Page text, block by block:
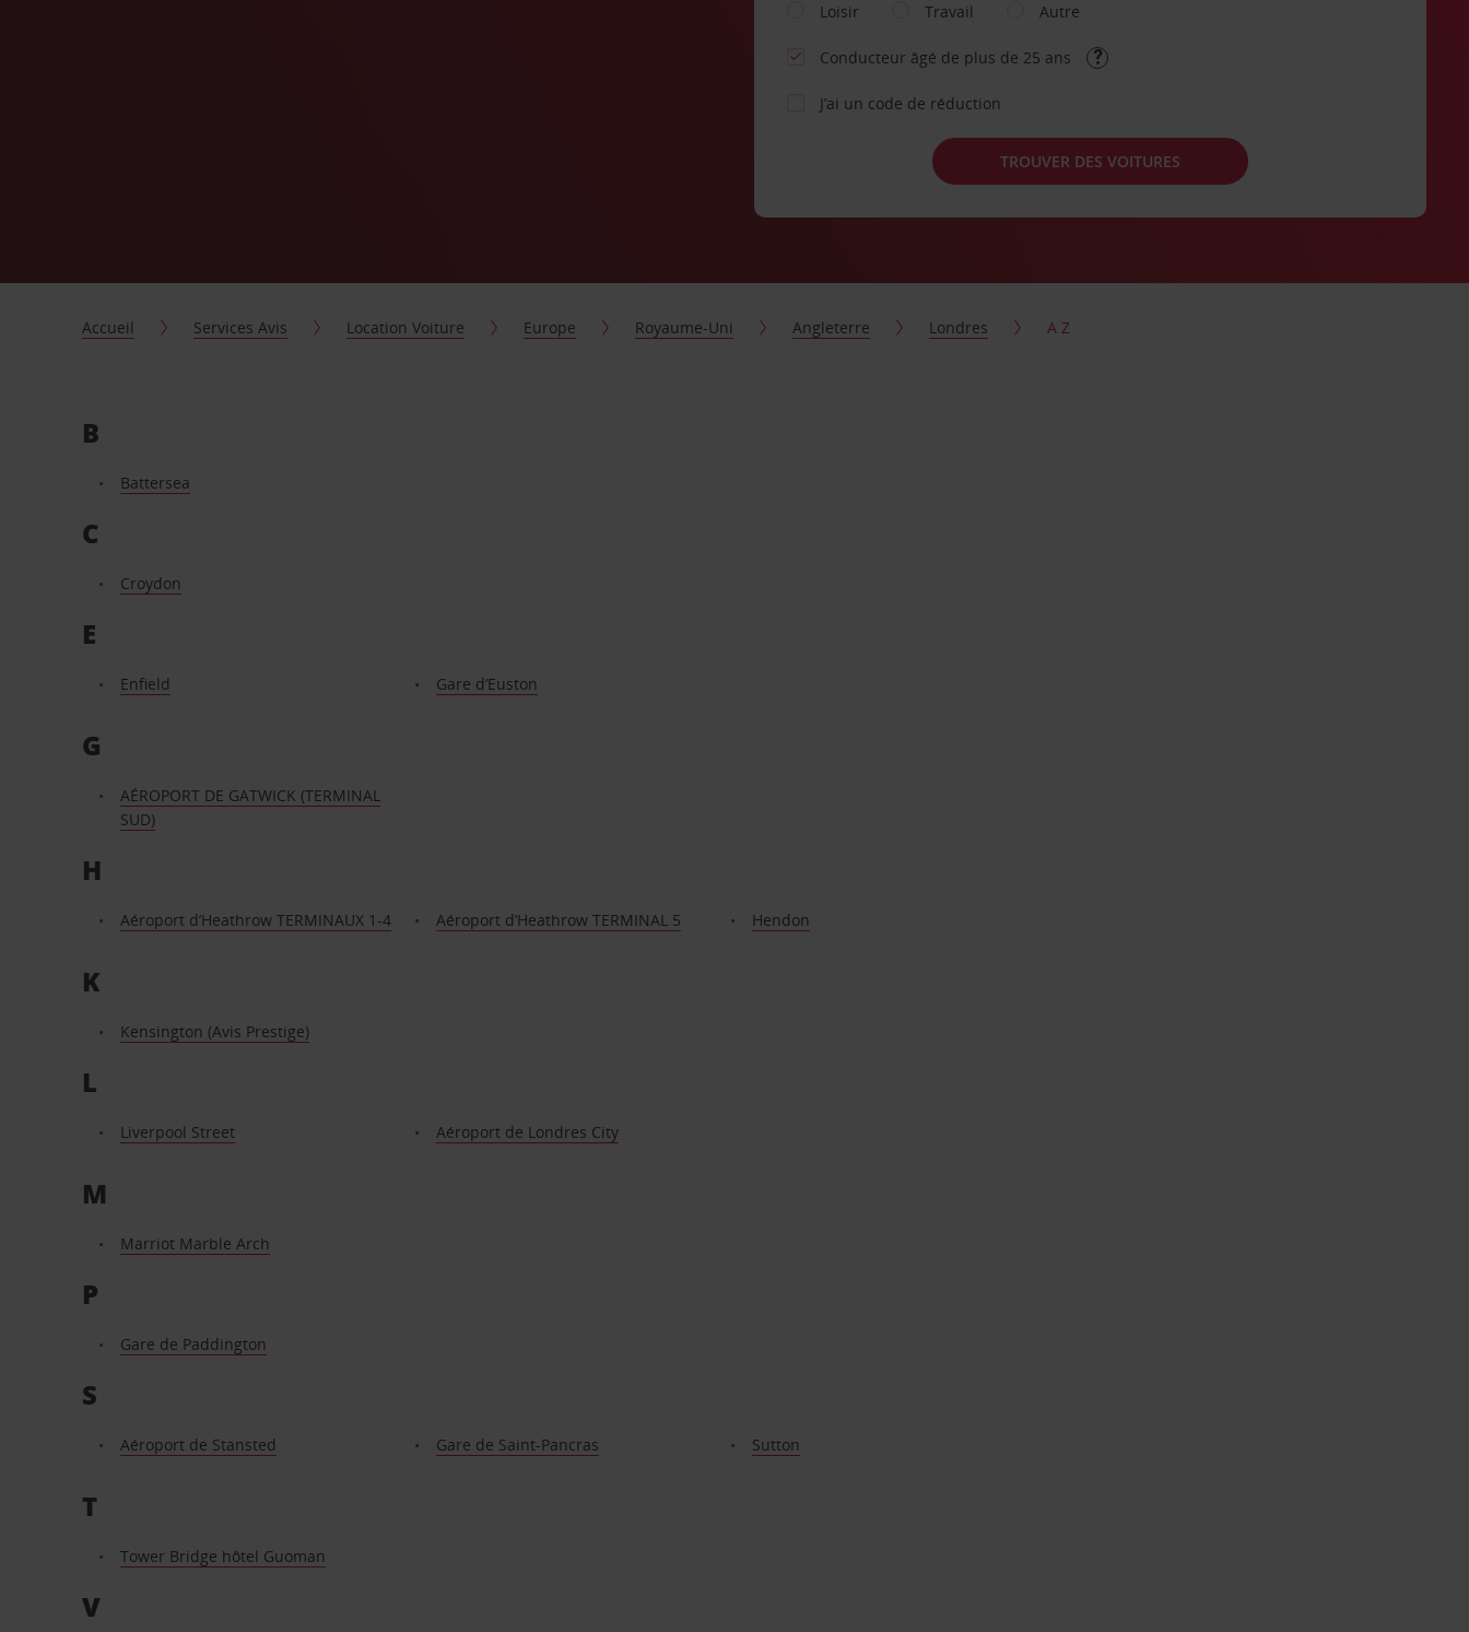
Loisir
Travail Autre
Conducteur âgé de plus de 25 ans
J’ai un code de réduction
TROUVER DES VOITURES
Accueil Services Avis Location Voiture Europe Royaume-Uni Angleterre Londres A Z
B
Battersea
C
Croydon
E
Enfield Gare d’Euston
G
AÉROPORT DE GATWICK (TERMINAL
SUD)
H
Aéroport d’Heathrow TERMINAUX 1-4 Aéroport d’Heathrow TERMINAL 5 Hendon
K
Kensington (Avis Prestige)
L
Liverpool Street Aéroport de Londres City
M
Marriot Marble Arch
P
Gare de Paddington
S
Aéroport de Stansted Gare de Saint-Pancras Sutton
T
Tower Bridge hôtel Guoman
V